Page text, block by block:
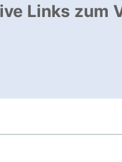
Links zum
Link, öffnet neues